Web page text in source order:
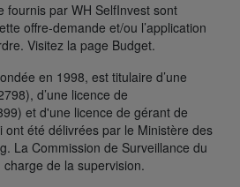
fournis par WH SelfInvest sont
offre-demande et/ou l’application
Visitez la page Budget.
en 1998, est titulaire d’une
d’une licence de
et d'une licence de gérant de
ont été délivrées par le Ministère des
La Commission de Surveillance du
de la supervision.